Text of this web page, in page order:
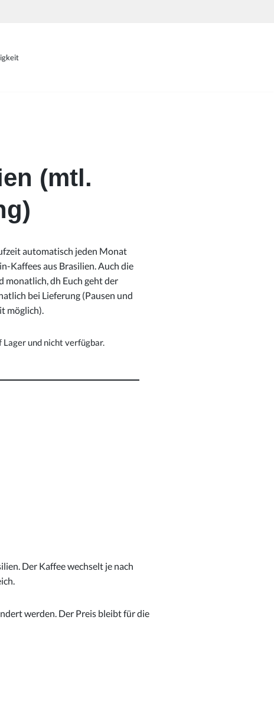
(mtl.
automatisch jeden Monat
Kaffees aus Brasilien. Auch die
monatlich, dh Euch geht der
bei Lieferung (Pausen und
möglich).
und nicht verfügbar.
Der Kaffee wechselt je nach
werden. Der Preis bleibt für die